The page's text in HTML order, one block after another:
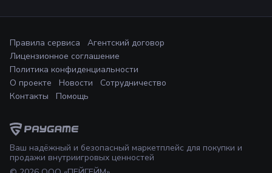
Ваш надёжный и безопасный маркетплейс для покупки и
продажи внутриигровых ценностей
Правила сервиса
Агентский договор
Лицензионное соглашение
Политика конфиденциальности
О проекте
Новости
Сотрудничество
Контакты
Помощь